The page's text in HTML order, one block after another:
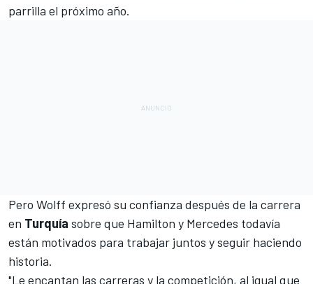
parrilla el próximo año.
Pero Wolff expresó su confianza después de la carrera
en Turquía sobre que Hamilton y Mercedes todavía
están motivados para trabajar juntos y seguir haciendo
historia.
"Le encantan las carreras y la competición, al igual que